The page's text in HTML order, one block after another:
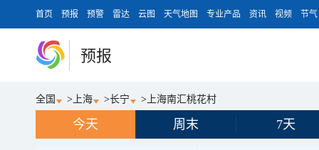
首页 预报 预警 雷达 云图 天气地图 专业产品 资讯 视频 节气
预报
全国 > 上海 >长宁 > 上海南汇桃花村
今天 周末 7天